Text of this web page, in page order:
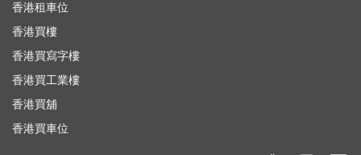
香港租車位
香港買樓
香港買寫字樓
香港買工業樓
香港買舖
香港買車位